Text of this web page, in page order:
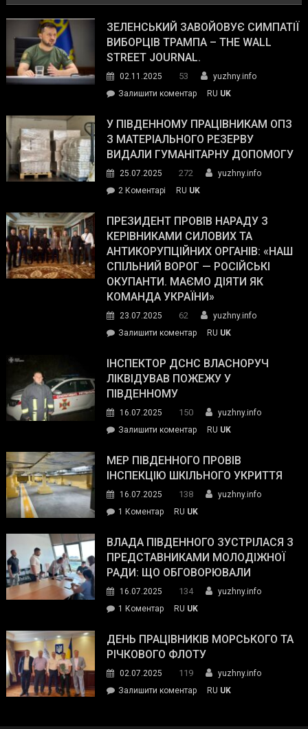
ЗЕЛЕНСЬКИЙ ЗАВОЙОВУЄ СИМПАТІЇ
ВИБОРЦІВ ТРАМПА – THE WALL
STREET JOURNAL.
02.11.2025 53
yuzhny.info
Залишити коментарon
завойовує
симпатії
виборців
The
Street
Journal.
RU UK
У ПІВДЕННОМУ ПРАЦІВНИКАМ ОПЗ
З МАТЕРІАЛЬНОГО РЕЗЕРВУ
ВИДАЛИ ГУМАНІТАРНУ ДОПОМОГУ
25.07.2025 272
yuzhny.info
2 Коментарі
Південному
працівникам
ОПЗ
з
матеріального
резерву
гуманітарну
допомогу
RU UK
ПРЕЗИДЕНТ ПРОВІВ НАРАДУ З
КЕРІВНИКАМИ СИЛОВИХ ТА
АНТИКОРУПЦІЙНИХ ОРГАНІВ: «НАШ
СПІЛЬНИЙ ВОРОГ — РОСІЙСЬКІ
ОКУПАНТИ. МАЄМО ДІЯТИ ЯК
КОМАНДА УКРАЇНИ»
23.07.2025 62
yuzhny.info
Залишити коментарon
провів
нараду
силових
та
органів:
«Наш
спільний
окупанти.
Маємо
діяти
команда
RU UK
ІНСПЕКТОР ДСНС ВЛАСНОРУЧ
ЛІКВІДУВАВ ПОЖЕЖУ У
ПІВДЕННОМУ
16.07.2025 150
yuzhny.info
Залишити коментарon
ДСНС
власноруч
пожежу
у
RU UK
МЕР ПІВДЕННОГО ПРОВІВ
ІНСПЕКЦІЮ ШКІЛЬНОГО УКРИТТЯ
16.07.2025 138
yuzhny.info
1 Коментардо
Південного
провів
інспекцію
укриття
RU UK
ВЛАДА ПІВДЕННОГО ЗУСТРІЛАСЯ З
ПРЕДСТАВНИКАМИ МОЛОДІЖНОЇ
РАДИ: ЩО ОБГОВОРЮВАЛИ
16.07.2025 134
yuzhny.info
1 Коментардо
Південного
зустрілася
представниками
молодіжної
RU UK
ДЕНЬ ПРАЦІВНИКІВ МОРСЬКОГО ТА
РІЧКОВОГО ФЛОТУ
02.07.2025 119
yuzhny.info
Залишити коментарon
RU UK